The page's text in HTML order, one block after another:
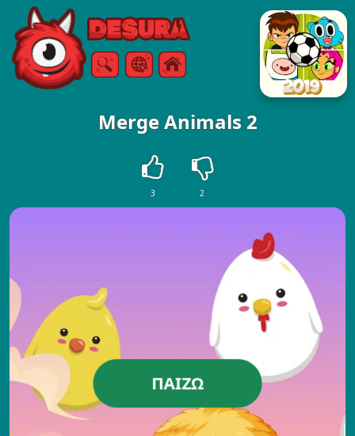
Free Online Games
Αναζήτηση
Μενού
Merge Animals 2
3 2
ΠΑΊΖΩ